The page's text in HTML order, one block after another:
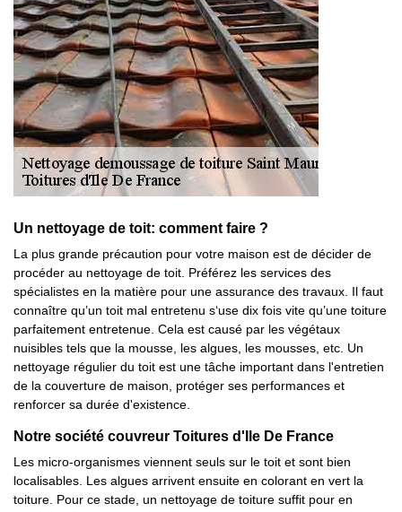
Un nettoyage de toit: comment faire ?
La plus grande précaution pour votre maison est de décider de
procéder au nettoyage de toit. Préférez les services des
spécialistes en la matière pour une assurance des travaux. Il faut
connaître qu’un toit mal entretenu s‘use dix fois vite qu’une toiture
parfaitement entretenue. Cela est causé par les végétaux
nuisibles tels que la mousse, les algues, les mousses, etc. Un
nettoyage régulier du toit est une tâche important dans l'entretien
de la couverture de maison, protéger ses performances et
renforcer sa durée d'existence.
Notre société couvreur Toitures d'Ile De France
Les micro-organismes viennent seuls sur le toit et sont bien
localisables. Les algues arrivent ensuite en colorant en vert la
toiture. Pour ce stade, un nettoyage de toiture suffit pour en